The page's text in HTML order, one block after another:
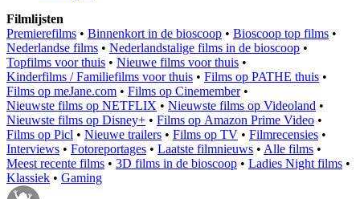
Filmlijsten
Premierefilms • Binnenkort in de bioscoop • Bioscoop top films •
Nederlandse films • Nederlandstalige films in de bioscoop •
Topfilms voor thuis • Nieuwe films voor thuis •
Kinderfilms / Familiefilms voor thuis • Films op PATHE thuis •
Films op meJane.com • Films op Cinemember•
Nieuwste films op NETFLIX • Nieuwste films op Videoland •
Nieuwste films op Disney+ • Films op Amazon Prime Video •
Films op Picl • Nieuwe trailers • Films op TV • Filmrecensies •
Interviews • Fotoreportages • Laatste filmnieuws • Alle films •
Meest recente films • 3D films in de bioscoop • Ladies Night films •
Klassiek • Gaming